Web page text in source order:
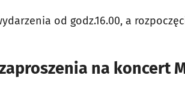
od godz.16.00, a
na koncert